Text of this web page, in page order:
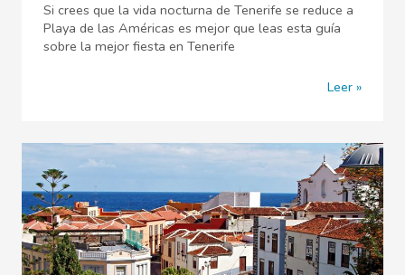
Si crees que la vida nocturna de Tenerife se reduce a
Playa de las Américas es mejor que leas esta guía
sobre la mejor fiesta en Tenerife
Leer